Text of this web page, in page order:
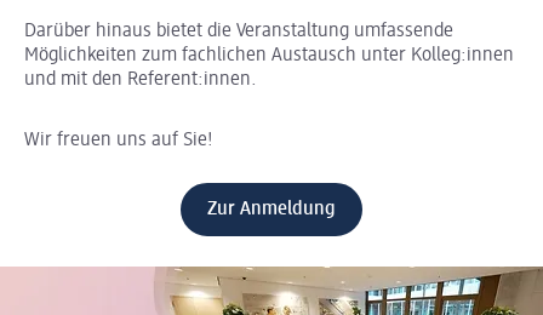
Darüber hinaus bietet die Veranstaltung umfassende
Möglichkeiten zum fachlichen Austausch unter Kolleg:innen
und mit den Referent:innen.
Wir freuen uns auf Sie!
Zur Anmeldung